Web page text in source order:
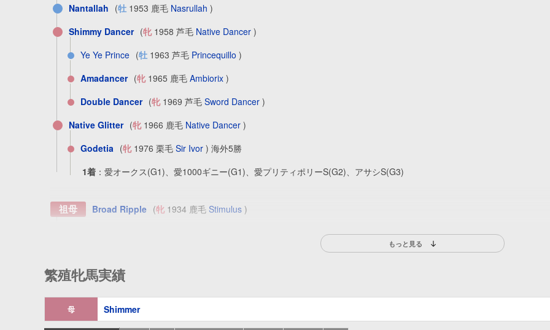
Nantallah (牡 1953 鹿毛 Nasrullah )
Shimmy Dancer (牝1958 芦毛 Native Dancer )
Ye Ye Prince (牡 1963 芦毛 Princequillo )
Amadancer (牝1965 鹿毛 Ambiorix )
Double Dancer (牝1969 芦毛 Sword Dancer )
Native Glitter (牝1966 鹿毛 Native Dancer )
Godetia (牝1976 栗毛 Sir Ivor ) 海外5勝
1着 ： 愛オークス(G1)、愛1000ギニー(G1)、愛プリティポリーS(G2)、アサシS(G3)
祖母 Broad Ripple (牝 1934 鹿毛 Stimulus )
2着：ジェロームH、'48サンカルロスH、ヴァリイフォージュH、'48カーターH、'49カーターH
3着：メトロポリタンH、'49サンカルロスH、'49ベイショアH
Lois F. (牝1946 鹿毛Tintagel)
もっと見る
繁殖牝馬実績
母 Shimmer